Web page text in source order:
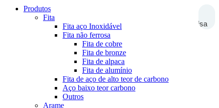
Pesquisa
Produtos
Fita
Fita aço Inoxidável
Fita não ferrosa
Fita de cobre
Fita de bronze
Fita de alpaca
Fita de alumínio
Fita de aço de alto teor de carbono
Aço baixo teor carbono
Outros
Arame